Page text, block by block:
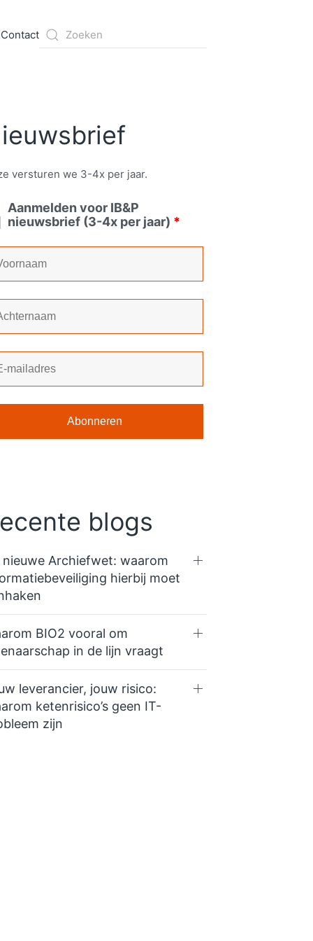
Contact
versturen we 3-4x per jaar.
Aanmelden voor IB&P
nieuwsbrief (3-4x per jaar) *
blogs
nieuwe Archiefwet: waarom
hierbij moet
BIO2 vooral om
in de lijn vraagt
leverancier, jouw risico:
ketenrisico’s geen IT-
zijn